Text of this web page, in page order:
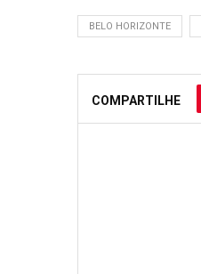
BELO HORIZONTE
COMPARTILHE